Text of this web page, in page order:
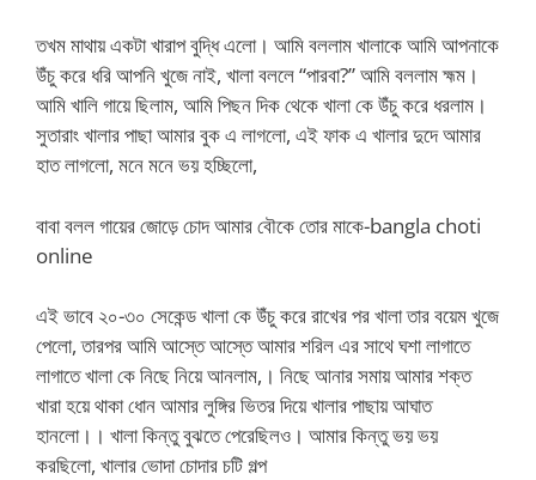
তখম মাথায় একটা খারাপ বুদ্ধি এলো। আমি বললাম খালাকে আমি আপনাকে
উঁচু করে ধরি আপনি খুজে নাই, খালা বললে “পারবা?” আমি বললাম হ্মম।
আমি খালি গায়ে ছিলাম, আমি পিছন দিক থেকে খালা কে উঁচু করে ধরলাম।
সুতারাং খালার পাছা আমার বুক এ লাগলো, এই ফাক এ খালার দুদে আমার
হাত লাগলো, মনে মনে ভয় হচ্ছিলো,
বাবা বলল গায়ের জোড়ে চোদ আমার বৌকে তোর মাকে-bangla choti
online
এই ভাবে ২০-৩০ সেকেন্ড খালা কে উঁচু করে রাখের পর খালা তার বয়েম খুজে
পেলো, তারপর আমি আস্তে আস্তে আমার শরিল এর সাথে ঘশা লাগাতে
লাগাতে খালা কে নিছে নিয়ে আনলাম,। নিছে আনার সমায় আমার শক্ত
খারা হয়ে থাকা ধোন আমার লুঙ্গির ভিতর দিয়ে খালার পাছায় আঘাত
হানলো।। খালা কিন্তু বুঝতে পেরেছিলও। আমার কিন্তু ভয় ভয়
করছিলো, খালার ভোদা চোদার চটি গল্প